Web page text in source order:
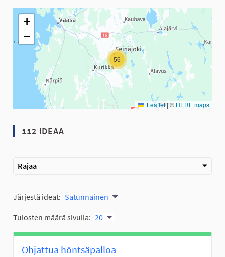
Seuraavassa elementissä on kartta, joka esittää tämän
56
+
−
Leaflet |© HERE maps
112 IDEAA
Rajaa
Järjestä ideat: Satunnainen
Tulosten määrä sivulla: 20
Ohjattua höntsäpalloa